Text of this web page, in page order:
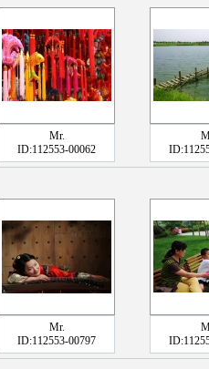
Mr.
ID:112553-00062
Mr.
ID:112553-00797